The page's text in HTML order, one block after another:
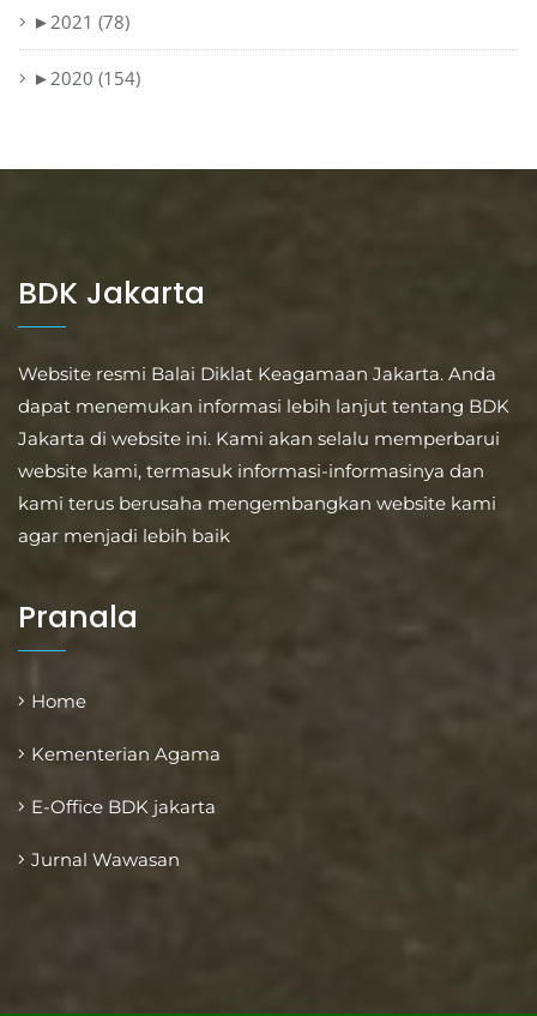
► 2021 (78)
► 2020 (154)
BDK Jakarta
Website resmi Balai Diklat Keagamaan Jakarta. Anda
dapat menemukan informasi lebih lanjut tentang BDK
Jakarta di website ini. Kami akan selalu memperbarui
website kami, termasuk informasi-informasinya dan
kami terus berusaha mengembangkan website kami
agar menjadi lebih baik
Pranala
Home
Kementerian Agama
E-Office BDK jakarta
Jurnal Wawasan